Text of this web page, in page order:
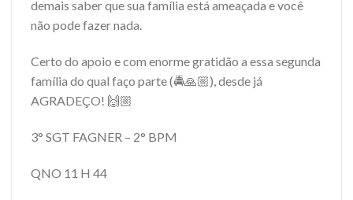
demais saber que sua família está ameaçada e você
não pode fazer nada.
Certo do apoio e com enorme gratidão a essa segunda
família do qual faço parte (🚔🙏🏼), desde já
AGRADEÇO! 🙌🏼
3° SGT FAGNER – 2° BPM
QNO 11 H 44